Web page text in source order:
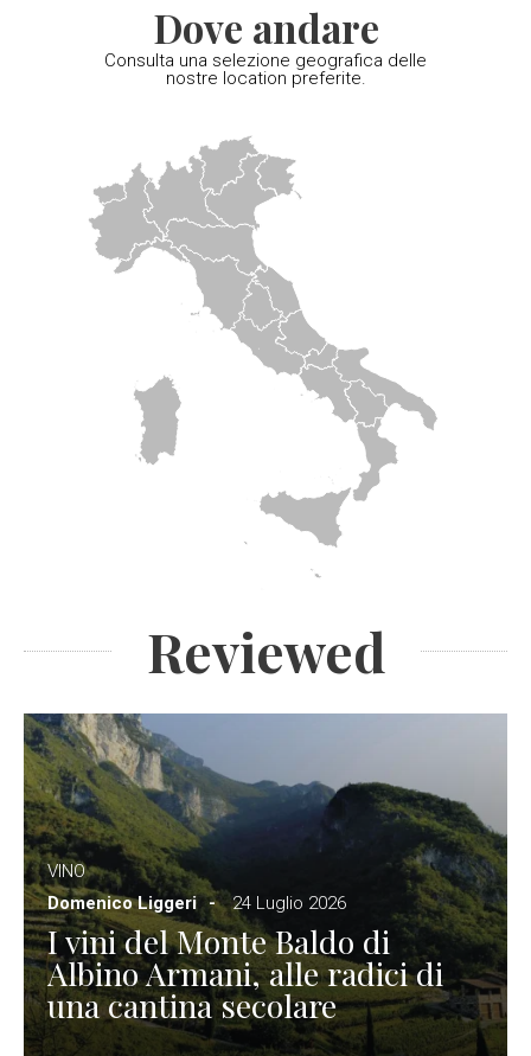
Dove andare
Consulta una selezione geografica delle
nostre location preferite.
Reviewed
VINO
Domenico Liggeri
24 Luglio 2026
I vini del Monte Baldo di
Albino Armani, alle radici di
una cantina secolare